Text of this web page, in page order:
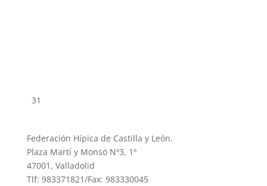
31
Federación Hípica de Castilla y León.
Plaza Martí y Monsó Nº3, 1º
47001, Valladolid
Tlf: 983371821/Fax: 983330045